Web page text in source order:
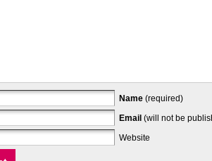
Name (required)
Email (will not be
Website